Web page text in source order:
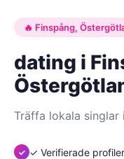
🔥 Finspång,
dating i
Träffa lokala singlar
✓ Verifierade profiler